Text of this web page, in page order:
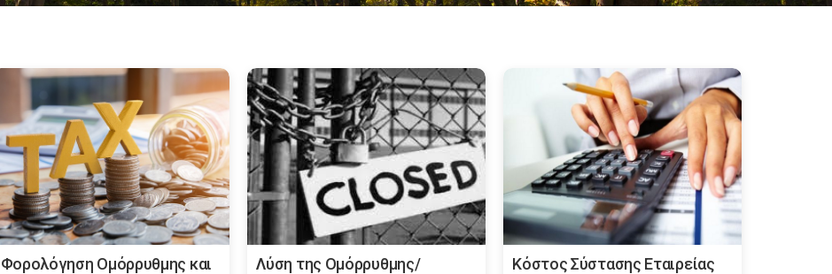
Φορολόγηση Ομόρρυθμης και
Λύση της Ομόρρυθμης/
Κόστος Σύστασης Εταιρείας